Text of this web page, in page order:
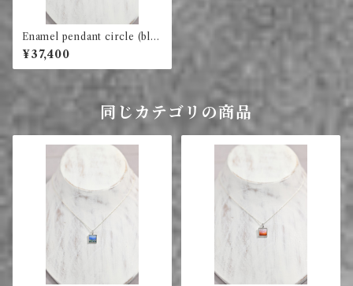
Enamel pendant circle (blu
e abstract)
¥37,400
同じカテゴリの商品